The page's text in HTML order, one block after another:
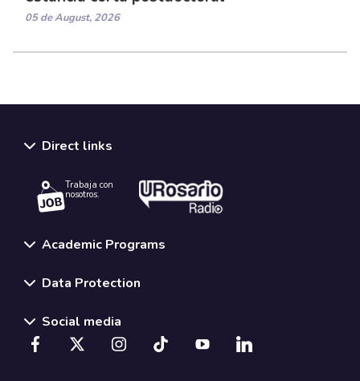
05 de August, 2026
Direct links
Trabaja con
nosotros.
Academic Programs
Data Protection
Social media